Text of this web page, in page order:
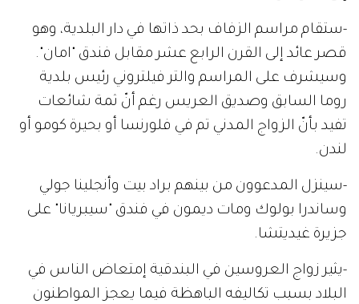
-ستقام مراسم الزفاف بحد ذاتها في دار البلدية، وهو
قصر عائد إلى القرن الرابع عشر مقابل فندق "امان".
وسيشرف على المراسم والتر فيلتروني رئيس بلدية
روما السابق وصديق العريس رغم أنّ ثمة شائعات
تفيد بأنّ الزواج المدني تم في فلورنسا أو بحيرة كومو أو
لندن.
-سينزل المدعوون من بينهم براد بيت وأنجلينا جولي
وساندرا بولوك ومات ديمون في فندق "سيبريانا" على
جزيرة غيديتشا.
-يثير زواج العروسين في البندقية إمتعاض الناس في
البلاد بسبب تكاليفه الباهظة فيما يعجز المواطنون